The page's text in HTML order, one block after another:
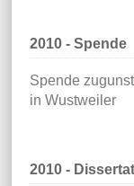
2010 - Spende
Spende
in Wustweiler
2010 -